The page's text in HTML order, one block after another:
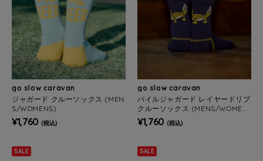
go slow caravan
ジャガード クルーソックス (MEN
S/WOMENS)
¥1,760 (税込)
go slow caravan
パイルジャガード レイヤードリブ
クルーソックス (MENS/WOMEN
S)
¥1,760 (税込)
SALE SALE